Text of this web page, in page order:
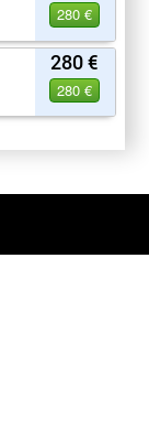
280 €
280 €
280 €